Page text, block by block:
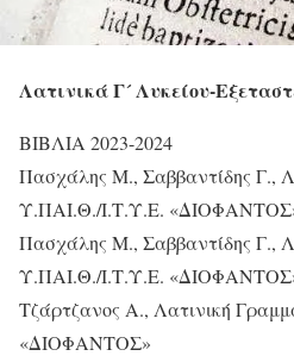
Λατινικά Γ´ Λυκείου-
ΒΙΒΛΙΑ 2023-2024
Πασχάλης Μ., Σαββαντίδης Γ.,
Υ.ΠΑΙ.Θ./Ι.Τ.Υ.Ε.
Πασχάλης Μ., Σαββαντίδης Γ.,
Υ.ΠΑΙ.Θ./Ι.Τ.Υ.Ε.
Τζάρτζανος Α., Λατινική
«ΔΙΟΦΑΝΤΟΣ»